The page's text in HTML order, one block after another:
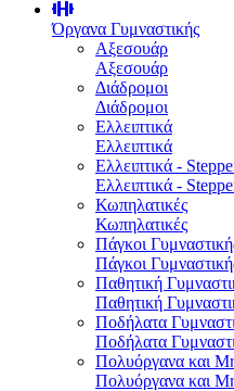
Όργανα Γυμναστικής
Αξεσουάρ
Αξεσουάρ
Διάδρομοι
Διάδρομοι
Ελλειπτικά
Ελλειπτικά
Ελλειπτικά -
Ελλειπτικά -
Κωπηλατικές
Κωπηλατικές
Πάγκοι
Πάγκοι
Παθητική
Παθητική
Ποδήλατα
Ποδήλατα
Πολυόργανα και
Πολυόργανα και